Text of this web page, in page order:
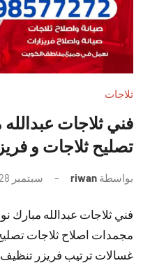
ثلاجات
تصليح ثلاجات و
بواسطة riwan سبتمبر 28, 2021
فني ثلاجات عبدالله مبارك
مجمدات اصلاح ثلاجات
غسالات ترتيب فريزر